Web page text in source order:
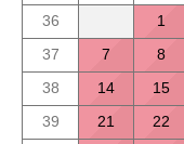
36
1
37
7 8
38
14 15
39
21 22